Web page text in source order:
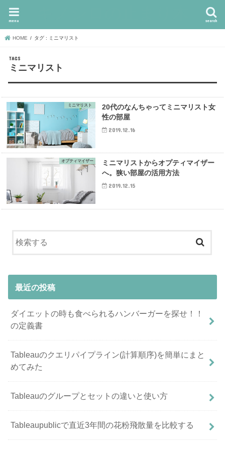
search
menu
HOME タグ : ミニマリスト
ミニマリスト
ミニマリスト
20代のなんちゃってミニマリスト女
性の部屋
2019.12.16
オプティマイザー
ミニマリストからオプティマイザー
へ。狭い部屋の活用方法
2019.12.15
最近の投稿
ダイエットの時も食べられるハンバーガーを探せ！！
の定義書
Tableauのクエリパイプライン(計算順序)を簡単にまと
めてみた
Tableauのグループとセットの違いと使い方
Tableaupublicで直近3年間の花粉飛散量を比較する